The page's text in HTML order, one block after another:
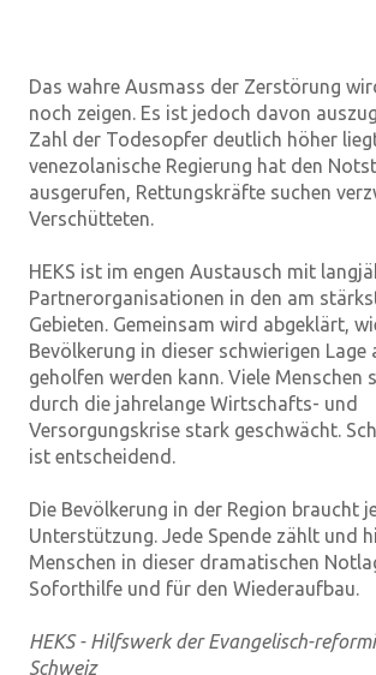
Das wahre Ausmass der Zerstörung
noch zeigen. Es ist jedoch davon
Zahl der Todesopfer deutlich höher
venezolanische Regierung hat den
ausgerufen, Rettungskräfte suchen
Verschütteten.
HEKS ist im engen Austausch mit
Partnerorganisationen in den am
Gebieten. Gemeinsam wird abgeklärt,
Bevölkerung in dieser schwierigen Lage
geholfen werden kann. Viele Menschen
durch die jahrelange Wirtschafts- und
Versorgungskrise stark geschwächt.
ist entscheidend.
Die Bevölkerung in der Region braucht
Unterstützung. Jede Spende zählt und
Menschen in dieser dramatischen
Soforthilfe und für den Wiederaufbau.
HEKS - Hilfswerk der Evangelisch-
Schweiz